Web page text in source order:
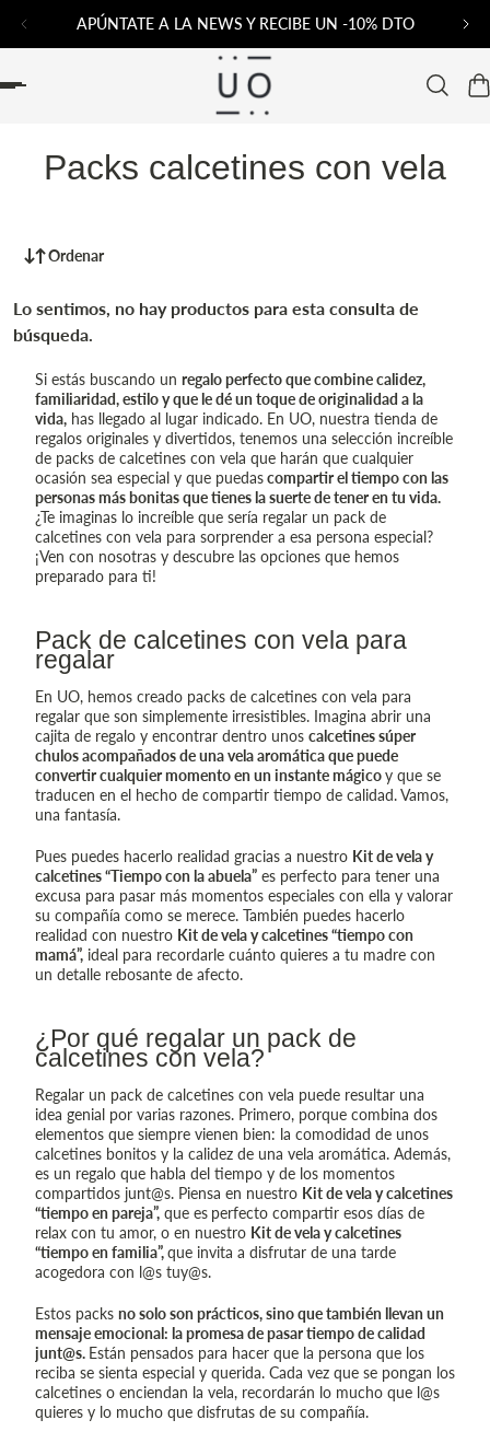
CONTENIDOAPÚNTATE A LA NEWS Y RECIBE UN -10% DTO
Packs calcetines con vela
Ordenar
Lo sentimos, no hay productos para esta consulta de
búsqueda.
Si estás buscando un regalo perfecto que combine calidez,
familiaridad, estilo y que le dé un toque de originalidad a la
vida, has llegado al lugar indicado. En UO, nuestra tienda de
regalos originales y divertidos, tenemos una selección increíble
de packs de calcetines con vela que harán que cualquier
ocasión sea especial y que puedascompartir el tiempo con las
personas más bonitas que tienes la suerte de tener en tu vida.
¿Te imaginas lo increíble que sería regalar un pack de
calcetines con vela para sorprender a esa persona especial?
¡Ven con nosotras y descubre las opciones que hemos
preparado para ti!
Pack de calcetines con vela para
regalar
En UO, hemos creado packs de calcetines con vela para
regalar que son simplemente irresistibles. Imagina abrir una
cajita de regalo y encontrar dentro unos calcetines súper
chulos acompañados de una vela aromática que puede
convertir cualquier momento en un instante mágicoy que se
traducen en el hecho de compartir tiempo de calidad. Vamos,
una fantasía.
Pues puedes hacerlo realidad gracias a nuestro Kit de vela y
calcetines “Tiempo con la abuela” es perfecto para tener una
excusa para pasar más momentos especiales con ella y valorar
su compañía como se merece. También puedes hacerlo
realidad con nuestro Kit de vela y calcetines “tiempo con
mamá”, ideal para recordarle cuánto quieres a tu madre con
un detalle rebosante de afecto.
¿Por qué regalar un pack de
calcetines con vela?
Regalar un pack de calcetines con vela puede resultar una
idea genial por varias razones. Primero, porque combina dos
elementos que siempre vienen bien: la comodidad de unos
calcetines bonitos y la calidez de una vela aromática. Además,
es un regalo que habla del tiempo y de los momentos
compartidos junt@s. Piensa en nuestro Kit de vela y calcetines
“tiempo en pareja”, que es perfecto compartir esos días de
relax con tu amor, o en nuestro Kit de vela y calcetines
“tiempo en familia”,que invita a disfrutar de una tarde
acogedora con l@s tuy@s.
Estos packs no solo son prácticos, sino que también llevan un
mensaje emocional: la promesa de pasar tiempo de calidad
junt@s. Están pensados para hacer que la persona que los
reciba se sienta especial y querida. Cada vez que se pongan los
calcetines o enciendan la vela, recordarán lo mucho que l@s
quieres y lo mucho que disfrutas de su compañía.